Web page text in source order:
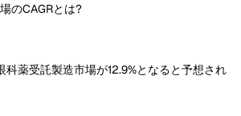
のCAGRとは?
薬受託製造市場が12.9%となると予想され